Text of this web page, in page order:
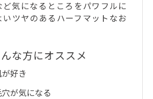
ど気になるところをパワフルに
いツヤのあるハーフマットなお
な方にオススメ
好き
が気になる